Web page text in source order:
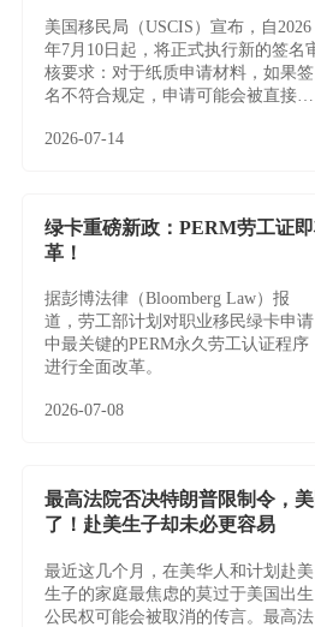
美国移民局（USCIS）宣布，自2026
年7月10日起，将正式执行新的签名
核要求：对于纸质申请材料，如果签
名不符合规定，申请可能会被直接拒
改机会。
2026-07-14
绿卡重磅新政：PERM劳工证
革！
据彭博法律（Bloomberg Law）报
道，劳工部计划对职业移民绿卡申请
中最关键的PERM永久劳工认证程序
进行全面改革。
2026-07-08
最高法院否决特朗普限制令，
了！赴美生子却未必更容易
最近这几个月，在美华人和计划赴美
生子的家庭最焦虑的莫过于美国出生
公民权可能会被取消的传言。最高法